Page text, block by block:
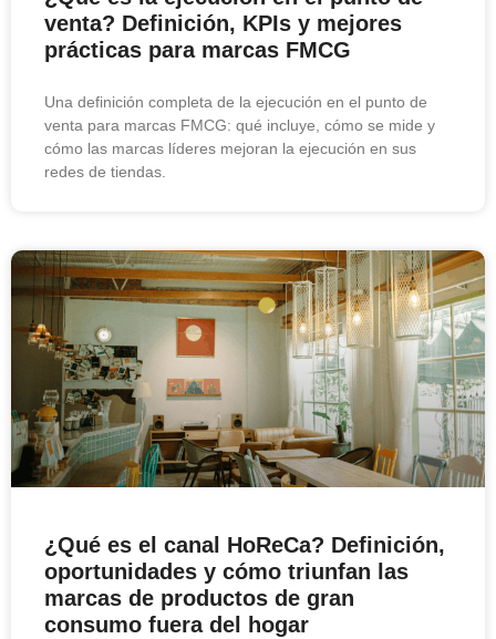
venta? Definición, KPIs y mejores
prácticas para marcas FMCG
Una definición completa de la ejecución en el punto de
venta para marcas FMCG: qué incluye, cómo se mide y
cómo las marcas líderes mejoran la ejecución en sus
redes de tiendas.
¿Qué es el canal HoReCa? Definición,
oportunidades y cómo triunfan las
marcas de productos de gran
consumo fuera del hogar